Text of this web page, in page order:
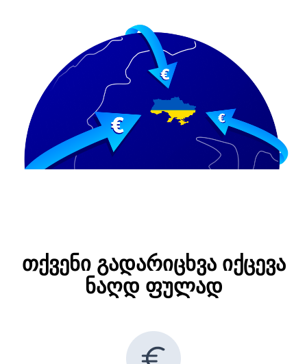
თქვენი გადარიცხვა იქცევა
ნაღდ ფულად